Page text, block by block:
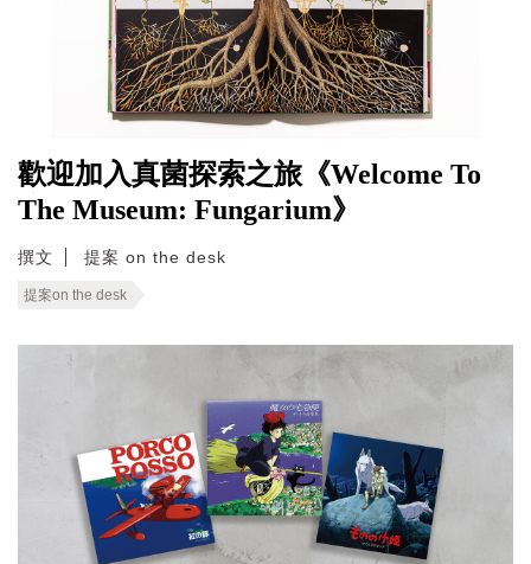
歡迎加入真菌探索之旅《Welcome To
The Museum: Fungarium》
撰文 提案 on the desk
提案on the desk